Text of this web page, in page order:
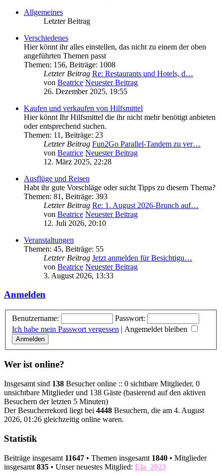
Allgemeines
Letzter Beitrag
Verschiedenes
Hier könnt ihr alles einstellen, das nicht zu einem der oben
angeführten Themen passt
Themen: 156, Beiträge: 1008
Letzter Beitrag Re: Restaurants und Hotels, d…
von Beatrice Neuester Beitrag
26. Dezember 2025, 19:55
Kaufen und verkaufen von Hilfsmittel
Hier könnt Ihr Hilfsmittel die ihr nicht mehr benötigt anbieten
oder entsprechend suchen.
Themen: 11 , Beiträge: 23
Letzter Beitrag Fun2Go Parallel-Tandem zu ver…
von Beatrice Neuester Beitrag
12. März 2025, 22:28
Ausflüge und Reisen
Habt ihr gute Vorschläge oder sucht Tipps zu diesem Thema?
Themen: 81 , Beiträge: 393
Letzter Beitrag Re: 1. August 2026-Brunch auf…
von Beatrice Neuester Beitrag
12. Juli 2026, 20:10
Veranstaltungen
Themen: 45, Beiträge: 55
Letzter Beitrag Jetzt anmelden für Besichtigu…
von Beatrice Neuester Beitrag
3. August 2026, 13:33
Anmelden
Benutzername:
Passwort:
Ich habe mein Passwort vergessen | Angemeldet bleiben
Wer ist online?
Insgesamt sind 138 Besucher online :: 0 sichtbare Mitglieder, 0
unsichtbare Mitglieder und 138 Gäste (basierend auf den aktiven
Besuchern der letzten 5 Minuten)
Der Besucherrekord liegt bei 4448 Besuchern, die am 4. August
2026, 01:26 gleichzeitig online waren.
Statistik
Beiträge insgesamt 11647 • Themen insgesamt 1840 • Mitglieder
insgesamt 835 • Unser neuestes Mitglied: Ela_2023